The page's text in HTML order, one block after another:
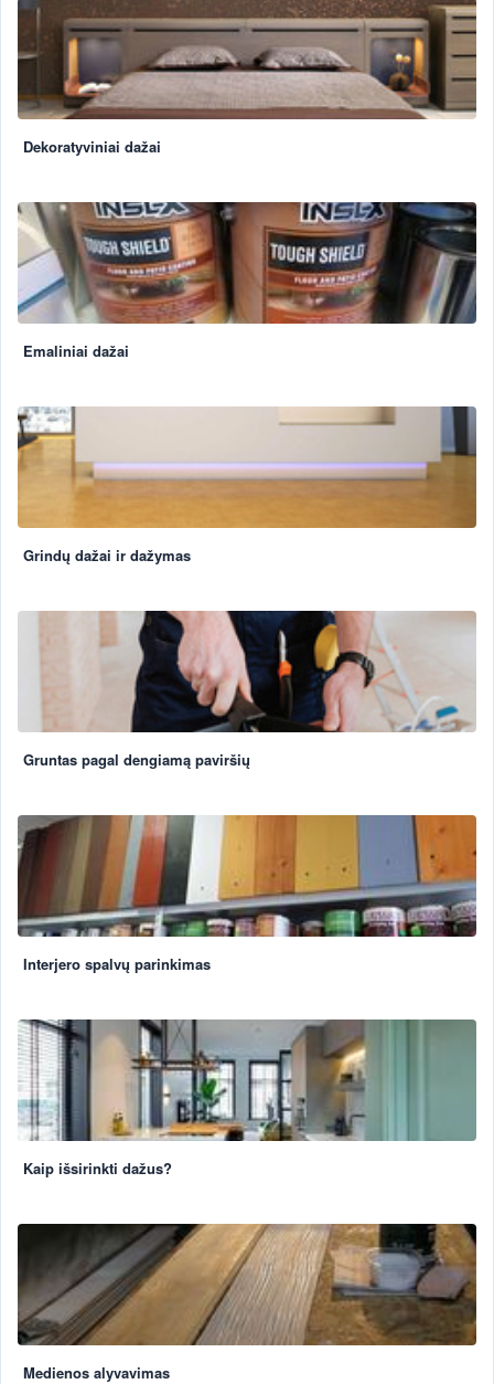
Dekoratyviniai dažai
Emaliniai dažai
Grindų dažai ir dažymas
Gruntas pagal dengiamą paviršių
Interjero spalvų parinkimas
Kaip išsirinkti dažus?
Medienos alyvavimas